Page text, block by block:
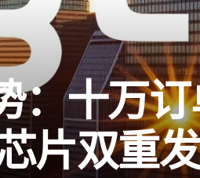
：十万
片双重